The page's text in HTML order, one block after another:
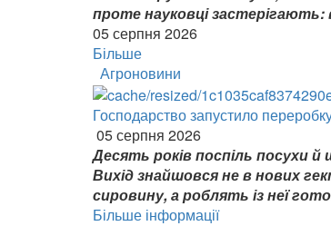
проте науковці
05 серпня 2026
Більше
Агроновини
Господарство запустило
05 серпня 2026
Десять років поспіль посухи
Вихід знайшовся не в нових
сировину, а роблять із неї
Більше інформації